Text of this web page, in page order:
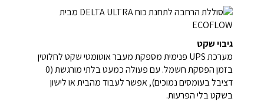
גיבוי שקט
מערכת UPS פנימית מספקת מעבר אוטומטי שקט לחלוטין
בזמן הפסקת חשמל. עם פעולה כמעט בלתי מורגשת (0
דציבל בעומסים נמוכים), אפשר לעבוד מהבית או לישון
בשקט בלי הפרעות.